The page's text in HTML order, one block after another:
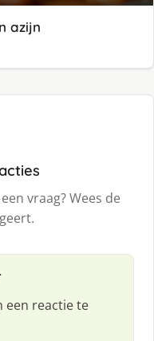
azijn
vraag? Wees de
een reactie te